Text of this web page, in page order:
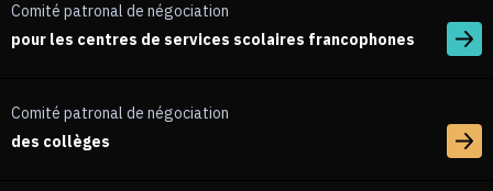
Comité patronal de négociation
pour les centres de services scolaires francophones
Comité patronal de négociation
des collèges